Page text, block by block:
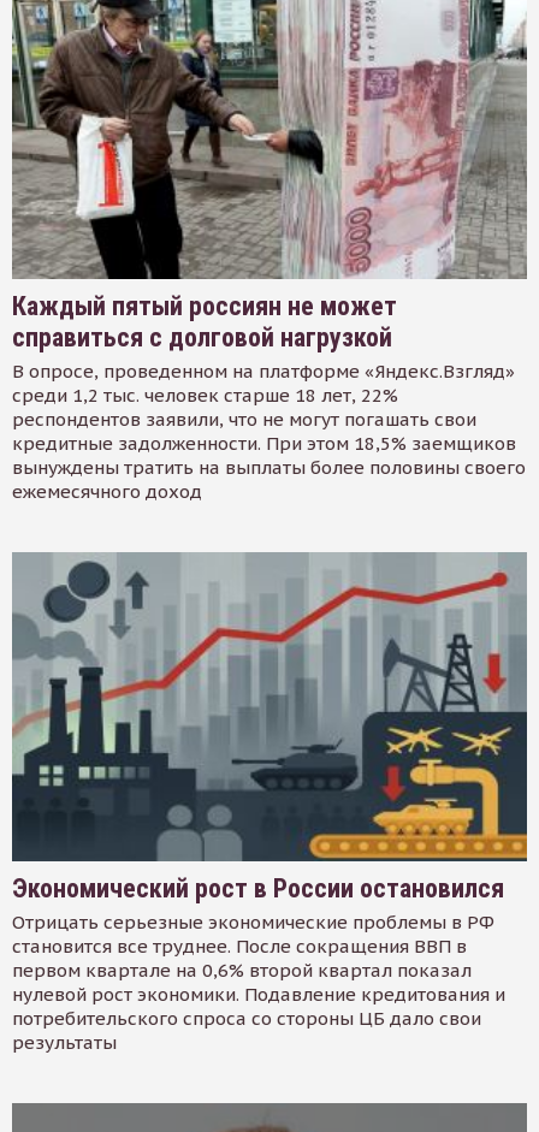
Каждый пятый россиян не может
справиться с долговой нагрузкой
В опросе, проведенном на платформе «Яндекс.Взгляд»
среди 1,2 тыс. человек старше 18 лет, 22%
респондентов заявили, что не могут погашать свои
кредитные задолженности. При этом 18,5% заемщиков
вынуждены тратить на выплаты более половины своего
ежемесячного доход
Экономический рост в России остановился
Отрицать серьезные экономические проблемы в РФ
становится все труднее. После сокращения ВВП в
первом квартале на 0,6% второй квартал показал
нулевой рост экономики. Подавление кредитования и
потребительского спроса со стороны ЦБ дало свои
результаты